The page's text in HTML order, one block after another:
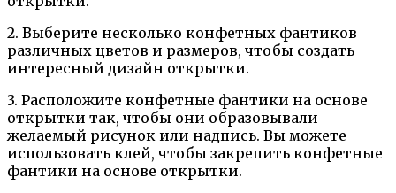
2. Выберите несколько конфетных фантиков
различных цветов и размеров, чтобы создать
интересный дизайн открытки.
3. Расположите конфетные фантики на основе
открытки так, чтобы они образовывали
желаемый рисунок или надпись. Вы можете
использовать клей, чтобы закрепить конфетные
фантики на основе открытки.